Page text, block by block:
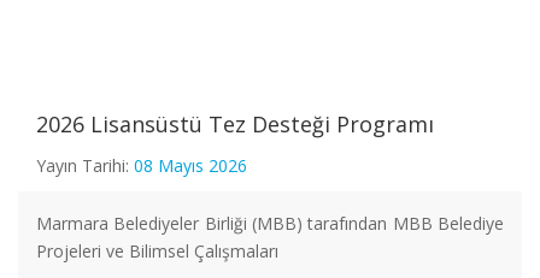
İçerik
2026 Lisansüstü Tez Desteği Programı
Yayın Tarihi: 08 Mayıs 2026
Marmara Belediyeler Birliği (MBB) tarafından MBB Belediye
Projeleri ve Bilimsel Çalışmaları